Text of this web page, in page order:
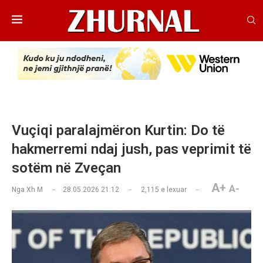
Vuçiqi paralajmëron Kurtin: Do të
hakmerremi ndaj jush, pas veprimit të
sotëm në Zveçan
Nga Xh M 28.05.2026 21:12 2,115 e lexuar A+ A-